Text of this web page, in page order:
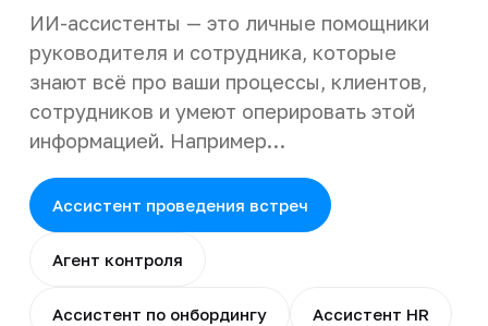
ИИ-ассистенты — это личные помощники
руководителя и сотрудника, которые
знают всё про ваши процессы, клиентов,
сотрудников и умеют оперировать этой
информацией. Например…
Ассистент проведения встреч
Агент контроля
Ассистент по онбордингу Ассистент HR